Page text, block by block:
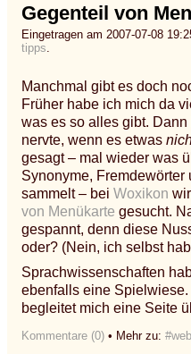
Gegenteil von
Eingetragen am 2007-07-08
tipps.
Manchmal gibt es doch
Früher habe ich mich da
was es so alles gibt.
nervte, wenn es etwas
gesagt – mal wieder was
Synonyme,
sammelt – bei Woxikon
von Menükarte gesucht.
gespannt, denn diese
oder? (Nein, ich selbst
Sprachwissenschaften
ebenfalls eine
begleitet mich eine Seite
Kommentare (0) • Mehr zu: